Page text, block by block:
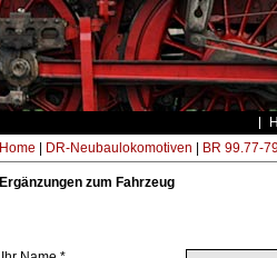
Home DR-Neubaulokomotiven BR 99.77-
Ergänzungen zum Fahrzeug